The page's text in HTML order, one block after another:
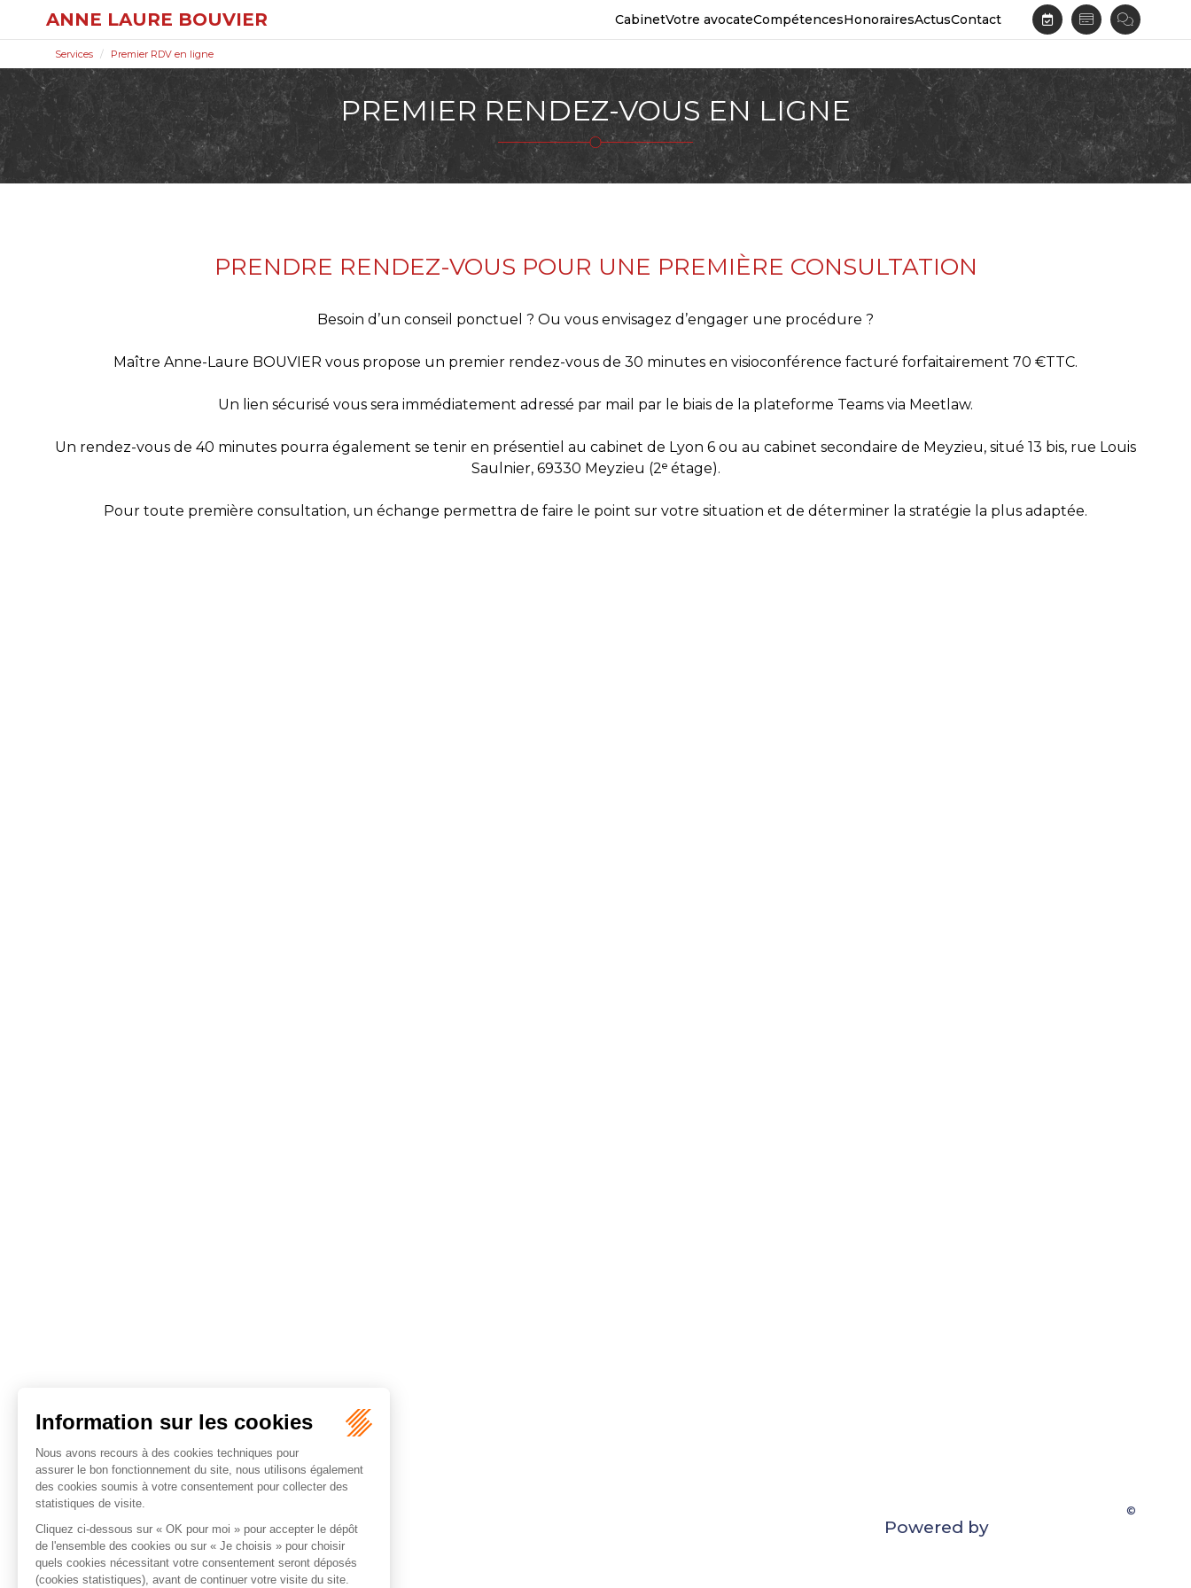
ANNE LAURE BOUVIER CabinetVotre avocateCompétencesHonorairesActusContact
Services Premier RDV en ligne
PREMIER RENDEZ-VOUS EN LIGNE
PRENDRE RENDEZ-VOUS POUR UNE PREMIÈRE CONSULTATION
Besoin d’un conseil ponctuel ? Ou vous envisagez d’engager une procédure ?
Maître Anne-Laure BOUVIER vous propose un premier rendez-vous de 30 minutes en visioconférence facturé forfaitairement 70 €TTC.
Un lien sécurisé vous sera immédiatement adressé par mail par le biais de la plateforme Teams via Meetlaw.
Un rendez-vous de 40 minutes pourra également se tenir en présentiel au cabinet de Lyon 6 ou au cabinet secondaire de Meyzieu, situé 13 bis, rue Louis
Saulnier, 69330 Meyzieu (2ᵉ étage).
Pour toute première consultation, un échange permettra de faire le point sur votre situation et de déterminer la stratégie la plus adaptée.
Powered by
©